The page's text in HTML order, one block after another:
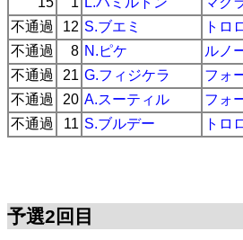
不通過
12 S.ブエミ トロ
不通過
8 N.ピケ ルノ
不通過
21 G.フィジケラ フォ
不通過
20 A.スーティル フォ
不通過
11 S.ブルデー トロ
予選2回目